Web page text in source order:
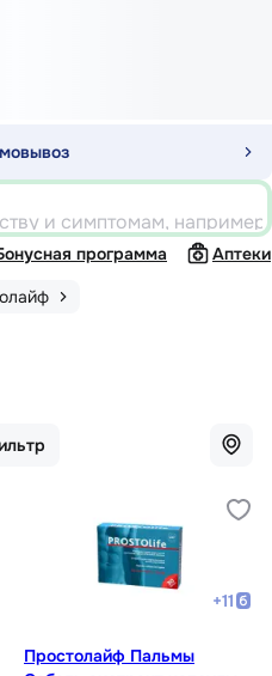
и симптомам,
программа
Аптеки
+11
Простолайф Пальмы